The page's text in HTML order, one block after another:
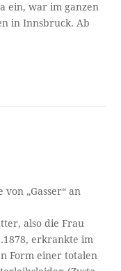
ein, war im ganzen
in Innsbruck. Ab
„Gasser“ an
also die Frau
erkrankte im
Form einer totalen